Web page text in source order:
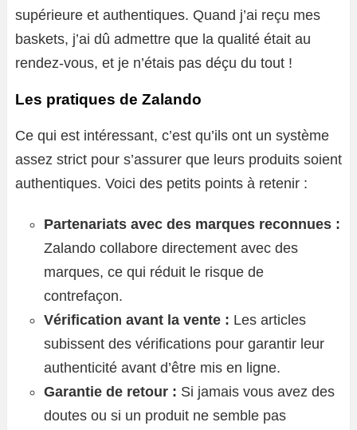
supérieure et authentiques. Quand j’ai reçu mes
baskets, j’ai dû admettre que la qualité était au
rendez-vous, et je n’étais pas déçu du tout !
Les pratiques de Zalando
Ce qui est intéressant, c’est qu’ils ont un système
assez strict pour s’assurer que leurs produits soient
authentiques. Voici des petits points à retenir :
Partenariats avec des marques reconnues :
Zalando collabore directement avec des
marques, ce qui réduit le risque de
contrefaçon.
Vérification avant la vente : Les articles
subissent des vérifications pour garantir leur
authenticité avant d’être mis en ligne.
Garantie de retour : Si jamais vous avez des
doutes ou si un produit ne semble pas